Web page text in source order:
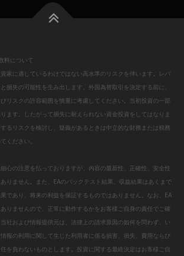
料について
家に適しているわけではない高水準のリスクを伴います。レバ
損失の可能性を生み出します。外国為替取引を決定する前に、
リスクの許容範囲を慎重に考慮してください。当初投資の一部
ます。したがって損失に耐えられない資金投資をしてはなりま
るリスクを検討し、疑義があるときは中立的な財務または税務
ください。
心の注意を払っておりますが、内容の最新性、正確性、安全性
りません。また、EAのバックテスト結果、収益結果はあくまで
であり、将来の利益を保証するものではありません。なお、EA
りませんので、正常に動作するかをお客様ご自身の責任でご確
社および情報提供元は、法律上の請求原因の如何を問わず、い
報の利用に関して生じた利用者に係る損害、損失、費用ならび
を負わないものとします。投資に関する最終決定はお客様ご自